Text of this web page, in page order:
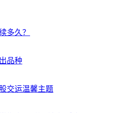
多久？
品种
交运温馨主题